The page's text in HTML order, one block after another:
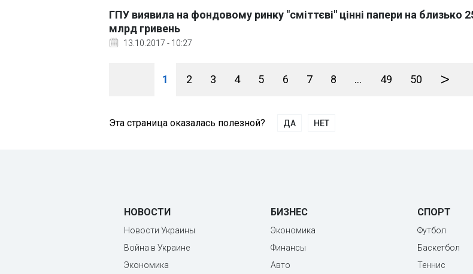
ГПУ виявила на фондовому ринку "сміттєві" цінні папери на близько
млрд гривень
13.10.2017 - 10:27
1 2 3 4 5 6 7 8 ... 49 50 >
Эта страница оказалась полезной? ДА НЕТ
НОВОСТИ
Новости Украины
Война в Украине
Экономика
БИЗНЕС
Экономика
Финансы
Авто
СПОРТ
Футбол
Баскетбол
Теннис